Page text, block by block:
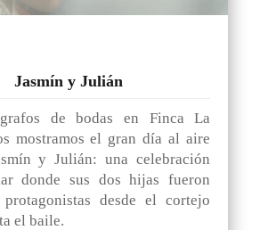
Jasmín y Julián
de bodas en Finca La
mostramos el gran día al aire
y Julián: una celebración
donde sus dos hijas fueron
protagonistas desde el cortejo
el baile.